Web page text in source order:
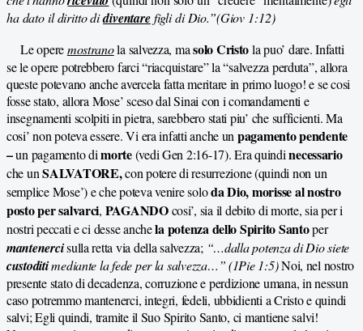
ha dato il diritto didiventarefigli di Dio.”(Giov 1:12)
Le operemostranola salvezza, masolo Cristola puo’ dare. Infatti
se le opere potrebbero farci “riacquistare” la “salvezza perduta”, allora
queste potevano anche avercela fatta meritare in primo luogo! e se cosi
fosse stato, allora Mose’ sceso dal Sinai con i comandamenti e
insegnamenti scolpiti in pietra, sarebbero stati piu’ che sufficienti. Ma
cosi’ non poteva essere. Vi era infatti anche un pagamento pendente
–un pagamento dimorte(vedi Gen 2:16-17). Era quindinecessario
che unSALVATORE,con potere di resurrezione (quindi non un
semplice Mose’) e che poteva venire soloda Dio,morisse al nostro
posto per salvarci, PAGANDOcosi’, sia il debito di morte, sia per i
nostri peccati e ci desse anchela potenza dello Spirito Santoper
mantenercisulla retta via della salvezza; “…dalla potenza di Dio siete
custoditimediante la fede per la salvezza…” (1Pie 1:5)Noi, nel nostro
presente stato di decadenza, corruzione e perdizione umana, in nessun
caso potremmo mantenerci, integri, fedeli, ubbidienti a Cristo e quindi
salvi; Egli quindi, tramite il Suo Spirito Santo, ci mantiene salvi!